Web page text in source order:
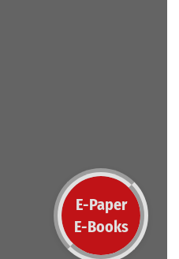
E-Paper
E-Books